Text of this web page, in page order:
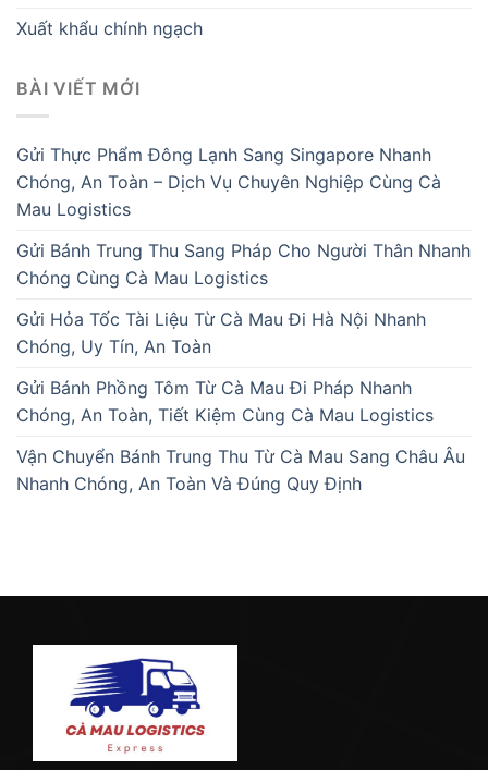
Xuất khẩu chính ngạch
BÀI VIẾT MỚI
Gửi Thực Phẩm Đông Lạnh Sang Singapore Nhanh
Chóng, An Toàn – Dịch Vụ Chuyên Nghiệp Cùng Cà
Mau Logistics
Gửi Bánh Trung Thu Sang Pháp Cho Người Thân Nhanh
Chóng Cùng Cà Mau Logistics
Gửi Hỏa Tốc Tài Liệu Từ Cà Mau Đi Hà Nội Nhanh
Chóng, Uy Tín, An Toàn
Gửi Bánh Phồng Tôm Từ Cà Mau Đi Pháp Nhanh
Chóng, An Toàn, Tiết Kiệm Cùng Cà Mau Logistics
Vận Chuyển Bánh Trung Thu Từ Cà Mau Sang Châu Âu
Nhanh Chóng, An Toàn Và Đúng Quy Định